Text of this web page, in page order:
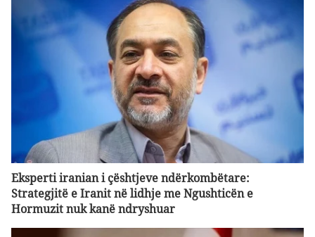
Eksperti iranian i çështjeve ndërkombëtare:
Strategjitë e Iranit në lidhje me Ngushticën e
Hormuzit nuk kanë ndryshuar